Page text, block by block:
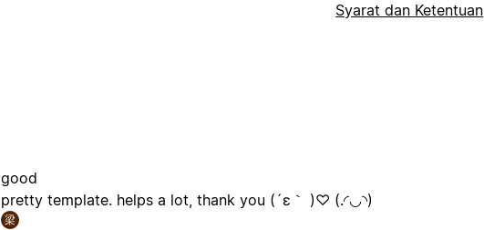
Syarat dan Ketentuan
good
pretty template. helps a lot, thank you (´ε｀ )♡ (.◜◡◝)
梁